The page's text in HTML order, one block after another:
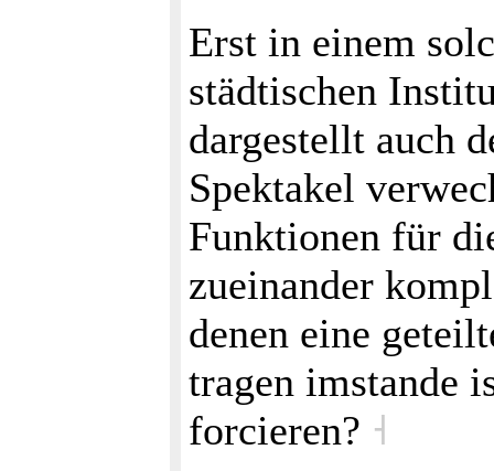
Erst in einem
städtischen
dargestellt auch
Spektakel
Funktionen für
zueinander
denen eine
tragen imstande
forcieren? ˧